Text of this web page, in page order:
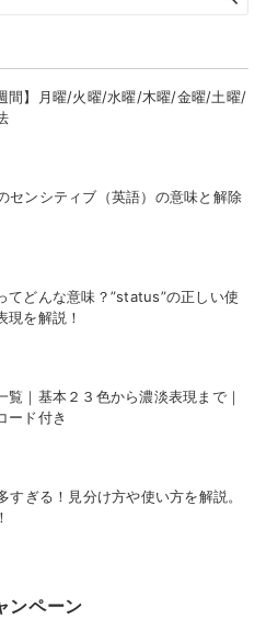
間】月曜/火曜/水曜/木曜/金曜/土曜/
センシティブ（英語）の意味と解除
てどんな意味？”status”の正しい使
現を解説！
覧｜基本２３色から濃淡表現まで｜
ード付き
すぎる！見分け方や使い方を解説。
ンペーン